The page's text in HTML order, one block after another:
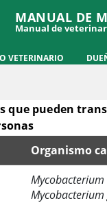
MANUAL DE
Manual de
VETERINARIO
que pueden
pueden
Organismo
Mycobacterium